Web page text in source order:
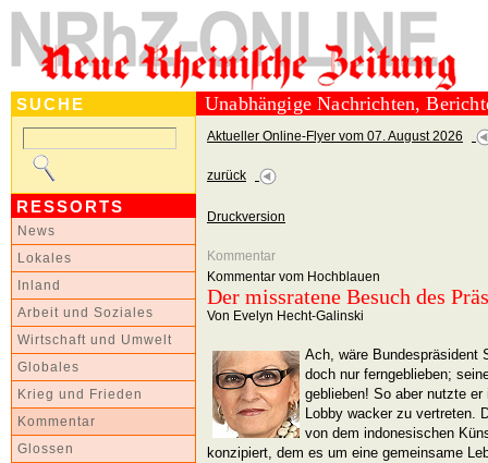
SUCHE
RESSORTS
News
Lokales
Inland
Arbeit und Soziales
Wirtschaft und Umwelt
Globales
Krieg und Frieden
Kommentar
Glossen
Unabhängige Nachrichten,
Aktueller Online-Flyer vom 07. August 2026
zurück
Druckversion
Kommentar
Kommentar vom Hochblauen
Der missratene Besuch des
Von Evelyn Hecht-Galinski
Ach, wäre Bundespräsident
doch nur ferngeblieben;
geblieben! So aber nutzte
Lobby wacker zu vertreten.
von dem indonesischen
konzipiert, dem es um eine gemeinsame